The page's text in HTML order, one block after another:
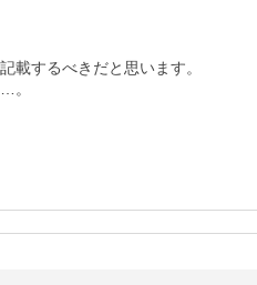
載するべきだと思います。
。